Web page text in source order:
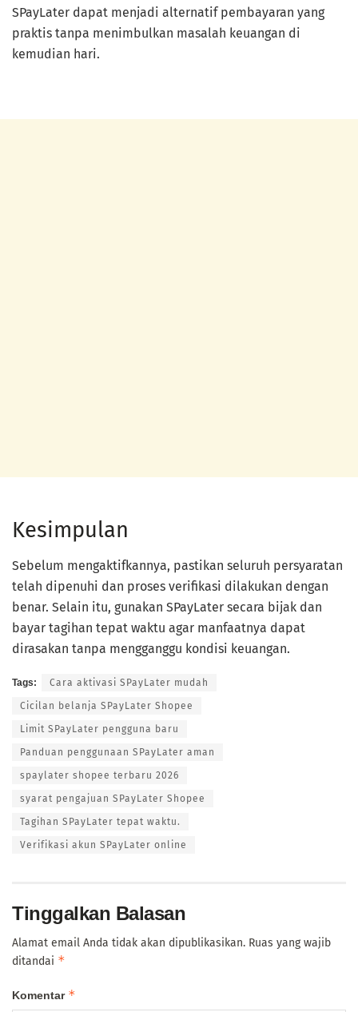
SPayLater dapat menjadi alternatif pembayaran yang
praktis tanpa menimbulkan masalah keuangan di
kemudian hari.
Kesimpulan
Sebelum mengaktifkannya, pastikan seluruh persyaratan
telah dipenuhi dan proses verifikasi dilakukan dengan
benar. Selain itu, gunakan SPayLater secara bijak dan
bayar tagihan tepat waktu agar manfaatnya dapat
dirasakan tanpa mengganggu kondisi keuangan.
Tags: Cara aktivasi SPayLater mudah
Cicilan belanja SPayLater Shopee
Limit SPayLater pengguna baru
Panduan penggunaan SPayLater aman
spaylater shopee terbaru 2026
syarat pengajuan SPayLater Shopee
Tagihan SPayLater tepat waktu.
Verifikasi akun SPayLater online
Tinggalkan Balasan
Alamat email Anda tidak akan dipublikasikan. Ruas yang wajib
ditandai *
Komentar *